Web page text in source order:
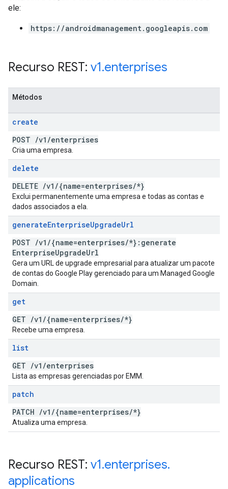
ele:
https://androidmanagement.googleapis.com
Recurso REST: v1.enterprises
Métodos
create
POST /v1 /enterprises
Cria uma empresa.
delete
DELETE /v1 /{name=enterprises/*}
Exclui permanentemente uma empresa e todas as contas e
dados associados a ela.
generateEnterpriseUpgradeUrl
POST /v1 /{name=enterprises/*}:generate
EnterpriseUpgradeUrl
Gera um URL de upgrade empresarial para atualizar um pacote
de contas do Google Play gerenciado para um Managed Google
Domain.
get
GET /v1 /{name=enterprises/*}
Recebe uma empresa.
list
GET /v1 /enterprises
Lista as empresas gerenciadas por EMM.
patch
PATCH /v1 /{name=enterprises/*}
Atualiza uma empresa.
Recurso REST: v1.enterprises.
applications